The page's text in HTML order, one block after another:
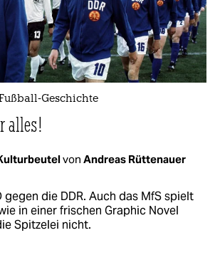
Geschichte
alles!
von Andreas Rüttenauer
gegen die DDR. Auch das MfS spielt
in einer frischen Graphic Novel
Spitzelei nicht.